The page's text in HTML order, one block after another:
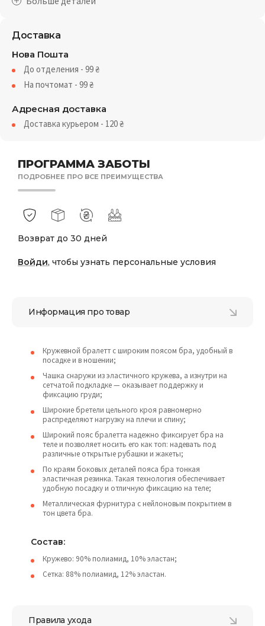
ПРОГРАММА ЗАБОТЫ
ПОДРОБНЕЕ ПРО ВСЕ ПРЕИМУЩЕСТВА
Возврат до 30 дней
Войди, чтобы узнать персональные условия
Доставка
Нова Пошта
До отделения - 99₴
На почтомат - 99₴
Адресная доставка
Доставка курьером - 120₴
Информация про товар
Кружевной бралетт с широким поясом бра, удобный в
посадке и в ношении;
Чашка снаружи из эластичного кружева, а изнутри на
сетчатой ​​подкладке — оказывает поддержку и
фиксацию груди;
Широкие бретели цельного кроя равномерно
распределяют нагрузку на плечи и спину;
Широкий пояс бралетта надежно фиксирует бра на
теле и позволяет носить его как топ: надевать под
различные открытые рубашки и жакеты;
По краям боковых деталей пояса бра тонкая
эластичная резинка. Такая технология обеспечивает
удобную посадку и отличную фиксацию на теле;
Металлическая фурнитура с нейлоновым покрытием в
тон цвета бра.
Состав:
Кружево: 90% полиамид, 10% эластан;
Сетка: 88% полиамид, 12% эластан.
Правила ухода